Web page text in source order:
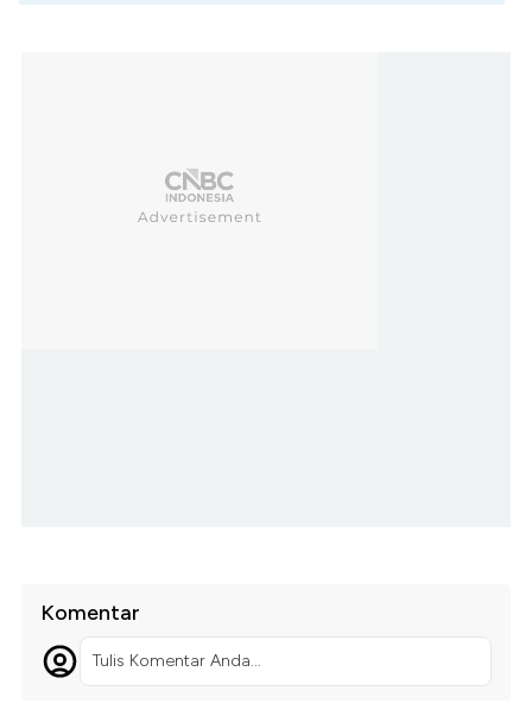
Komentar
Tulis Komentar Anda...